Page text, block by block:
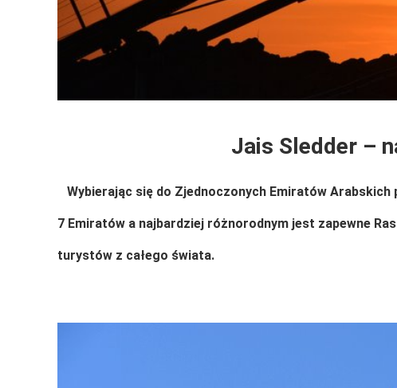
Jais Sledder –
Wybierając się do Zjednoczonych Emiratów
7 Emiratów a najbardziej różnorodnym jest zapewne
turystów z całego świata.